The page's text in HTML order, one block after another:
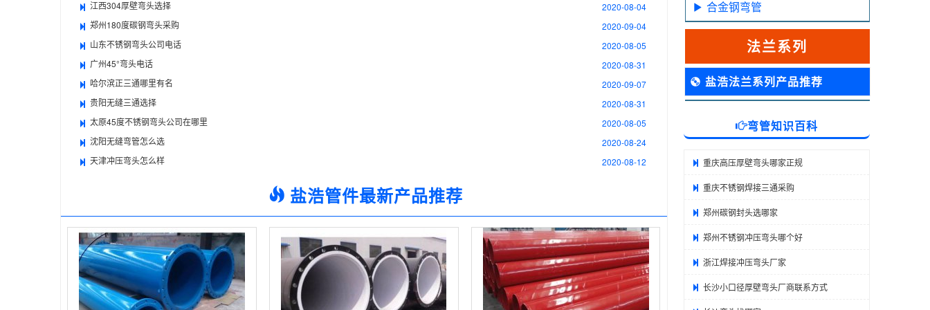
江西304厚壁弯头选择
2020-08-04
郑州180度碳钢弯头采购
2020-09-04
山东不锈钢弯头公司电话
2020-08-05
广州45°弯头电话
2020-08-31
哈尔滨正三通哪里有名
2020-09-07
贵阳无缝三通选择
2020-08-31
太原45度不锈钢弯头公司在哪里
2020-08-05
沈阳无缝弯管怎么选
2020-08-24
天津冲压弯头怎么样
2020-08-12
盐浩管件最新产品推荐
合金钢弯管
法兰系列
盐浩法兰系列产品推荐
弯管知识百科
重庆高压厚壁弯头哪家正规
重庆不锈钢焊接三通采购
郑州碳钢封头选哪家
郑州不锈钢冲压弯头哪个好
浙江焊接冲压弯头厂家
长沙小口径厚壁弯头厂商联系方式